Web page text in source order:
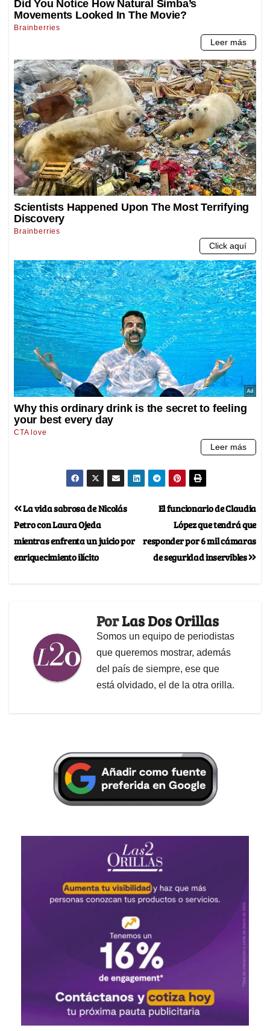
El funcionario de Claudia
López que tendrá que
responder por 6 mil cámaras
de seguridad inservibles
La vida sabrosa de Nicolás
Petro con Laura Ojeda
mientras enfrenta un juicio por
enriquecimiento ilícito
PorLas Dos Orillas
Somos un equipo de periodistas
que queremos mostrar, además
del país de siempre, ese que
está olvidado, el de la otra orilla.